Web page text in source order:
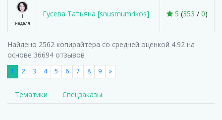
1
неделя
Гусева Татьяна [snusmumrikos] 5 (353 / 0)
Найдено 2562 копирайтера со средней оценкой 4.92 на
основе 36694 отзывов
1 2 3 4 5 6 7 8 9 »
Тематики Спецзаказы